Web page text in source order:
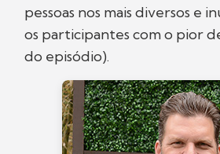
pessoas nos mais diversos e
os participantes com o pior
do episódio).